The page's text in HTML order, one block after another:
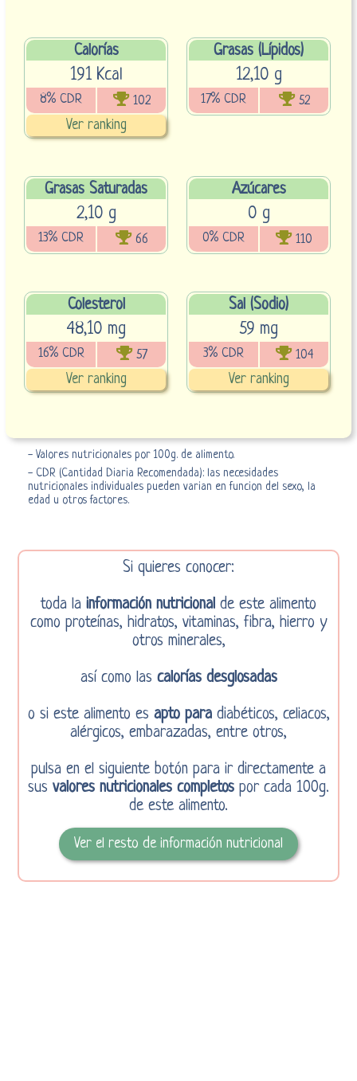
Calorías
191 Kcal
8% CDR 102
Ver ranking
Grasas (Lípidos)
12,10 g
17% CDR 52
Grasas Saturadas
2,10 g
13% CDR 66
Azúcares
0 g
0% CDR 110
Colesterol
48,10 mg
16% CDR 57
Ver ranking
Sal (Sodio)
59 mg
3% CDR 104
Ver ranking
- Valores nutricionales por 100g. de alimento.
- CDR (Cantidad Diaria Recomendada): las necesidades
nutricionales individuales pueden varian en funcion del sexo, la
edad u otros factores.
Si quieres conocer:
toda la información nutricional de este alimento
como proteínas, hidratos, vitaminas, fibra, hierro y
otros minerales,
así como las calorías desglosadas
o si este alimento es apto paradiabéticos, celiacos,
alérgicos, embarazadas, entre otros,
pulsa en el siguiente botón para ir directamente a
sus valores nutricionales completos por cada 100g.
de este alimento.
Ver el resto de información nutricional